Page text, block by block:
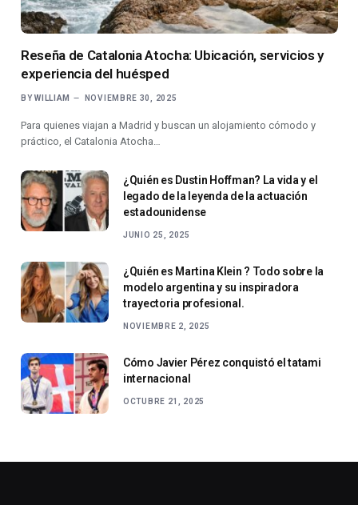
Reseña de Catalonia Atocha: Ubicación, servicios y
experiencia del huésped
BY WILLIAM NOVIEMBRE 30, 2025
Para quienes viajan a Madrid y buscan un alojamiento cómodo y
práctico, el Catalonia Atocha…
¿Quién es Dustin Hoffman? La vida y el
legado de la leyenda de la actuación
estadounidense
JUNIO 25, 2025
¿Quién es Martina Klein ? Todo sobre la
modelo argentina y su inspiradora
trayectoria profesional.
NOVIEMBRE 2, 2025
Cómo Javier Pérez conquistó el tatami
internacional
OCTUBRE 21, 2025